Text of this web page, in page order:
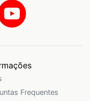
Frequentes